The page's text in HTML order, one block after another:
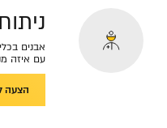
אבנים
עם איזה
הצעה